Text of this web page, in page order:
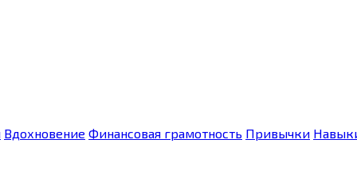
Вдохновение Финансовая грамотность Привычки